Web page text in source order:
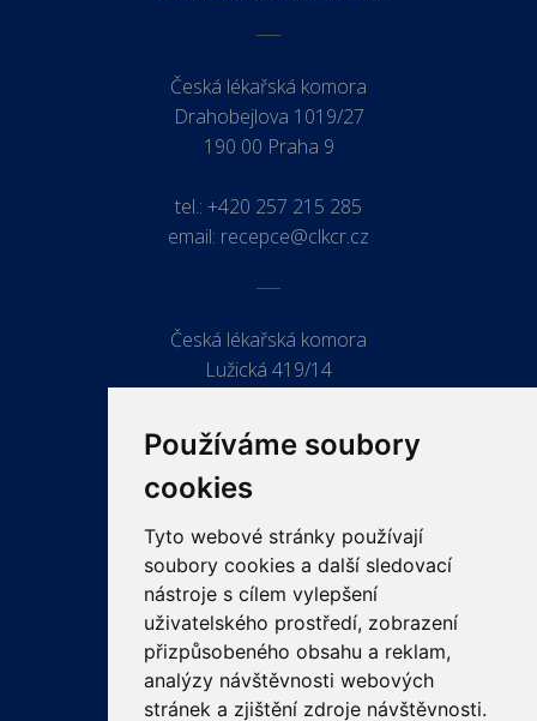
Používáme soubory
cookies
Tyto webové stránky používají
soubory cookies a další sledovací
nástroje s cílem vylepšení
uživatelského prostředí, zobrazení
přizpůsobeného obsahu a reklam,
analýzy návštěvnosti webových
stránek a zjištění zdroje návštěvnosti.
Česká lékařská komora
Drahobejlova 1019/27
190 00 Praha 9
tel.: +420 257 215 285
email: recepce@clkcr.cz
Česká lékařská komora
Lužická 419/14
ODKAZY
PRO LÉKAŘE
PRO VEŘEJNOST
VZDĚLÁVÁNÍ